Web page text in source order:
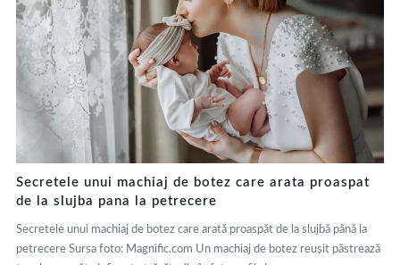
Secretele unui machiaj de botez care arata proaspat
de la slujba pana la petrecere
Secretele unui machiaj de botez care arată proaspăt de la slujbă până la
petrecere Sursa foto: Magnific.com Un machiaj de botez reușit păstrează